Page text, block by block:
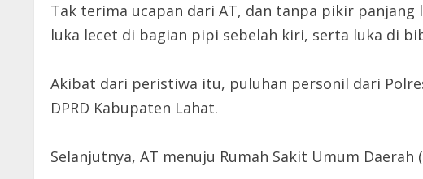
Tak terima ucapan dari AT, dan tanpa pikir
luka lecet di bagian pipi sebelah kiri, serta luka di
Akibat dari peristiwa itu, puluhan personil dari
DPRD Kabupaten Lahat.
Selanjutnya, AT menuju Rumah Sakit Umum